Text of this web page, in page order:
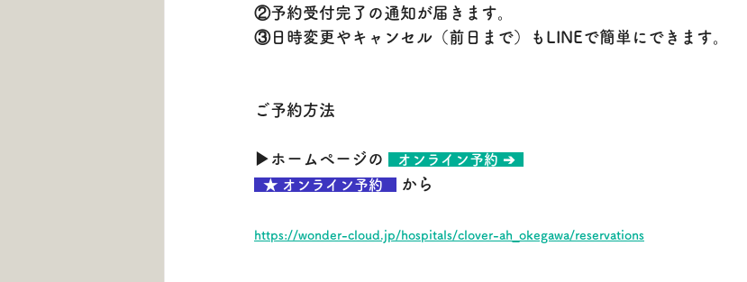
②予約受付完了の通知が届きます。
③日時変更やキャンセル（前日まで）もLINEで簡単にできます。
ご予約方法
▶ホームページの
  オンライン予約 ➔
  ★ オンライン予約
から
https://wonder-cloud.jp/hospitals/clover-ah_okegawa/reservations